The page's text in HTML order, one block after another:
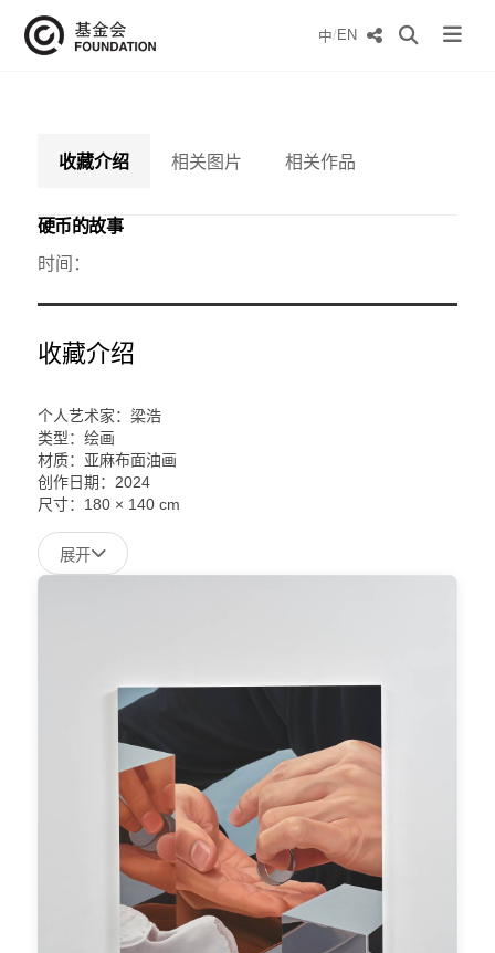
中/EN
收藏介绍 相关图片 相关作品
硬币的故事
时间：
收藏介绍
个人艺术家：梁浩
类型：绘画
材质：亚麻布面油画
创作日期：2024
尺寸： 180 × 140 cm
展开